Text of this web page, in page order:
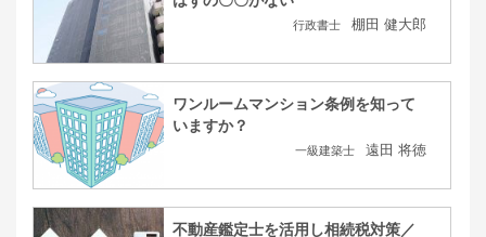
行政書士 棚田 健大郎
ワンルームマンション条例を知って
いますか？
一級建築士 遠田 将徳
不動産鑑定士を活用し相続税対策／